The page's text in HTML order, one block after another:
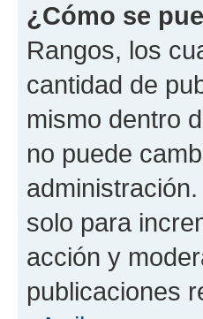
¿Cómo se
Rangos, los
cantidad de
mismo dentro
no puede
solo para
acción y
publicaciones